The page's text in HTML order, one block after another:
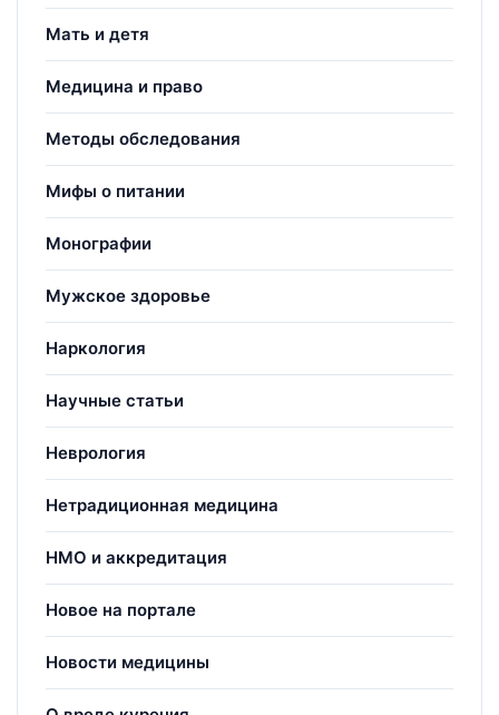
Мать и детя
Медицина и право
Методы обследования
Мифы о питании
Монографии
Мужское здоровье
Наркология
Научные статьи
Неврология
Нетрадиционная медицина
НМО и аккредитация
Новое на портале
Новости медицины